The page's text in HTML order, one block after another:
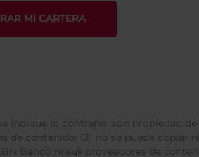
indique lo contrario, son propiedad
de contenido; (2) no se puede copiar
Banco ni sus proveedores de